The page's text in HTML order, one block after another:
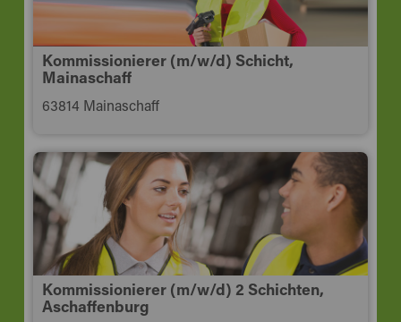
Kommissionierer (m/w/d) Schicht,
Mainaschaff
63814 Mainaschaff
Kommissionierer (m/w/d) 2 Schichten,
Aschaffenburg